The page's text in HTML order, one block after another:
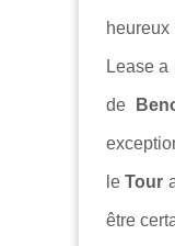
Lease a
de
leTour
être